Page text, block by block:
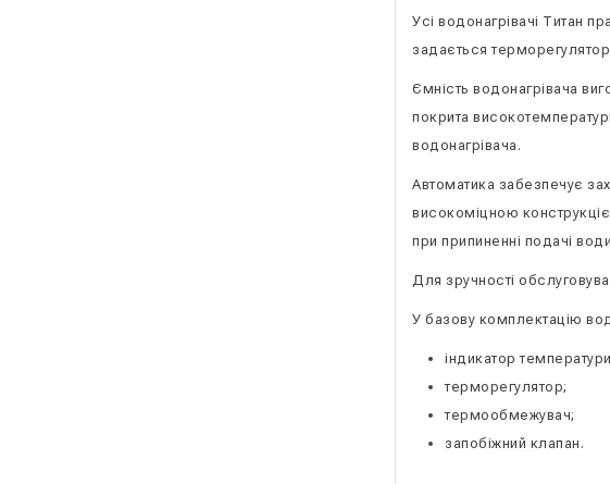
Усі водонагрівачі Титан
задається
Ємність водонагрівача
покрита
водонагрівача.
Автоматика забезпечує
високоміцною
при припиненні подачі
Для зручності
У базову комплектацію
індикатор
терморегулятор;
термообмежувач;
запобіжний клапан.